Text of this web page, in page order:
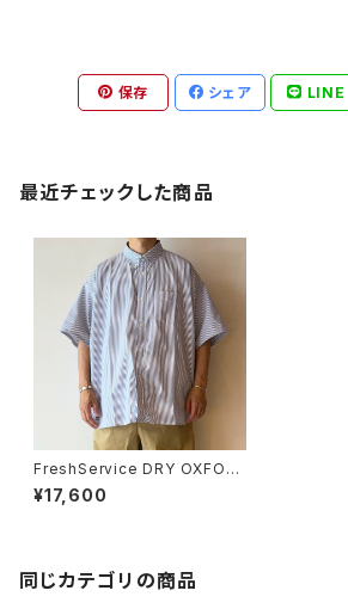
保存 シェア LINE
最近チェックした商品
FreshService DRY OXFOR
D CORPORATE S/S B.D SHI
RT
¥17,600
同じカテゴリの商品